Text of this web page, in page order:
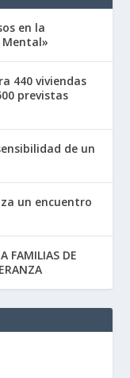
en la
440 viviendas
previstas
de un
un encuentro
FAMILIAS DE